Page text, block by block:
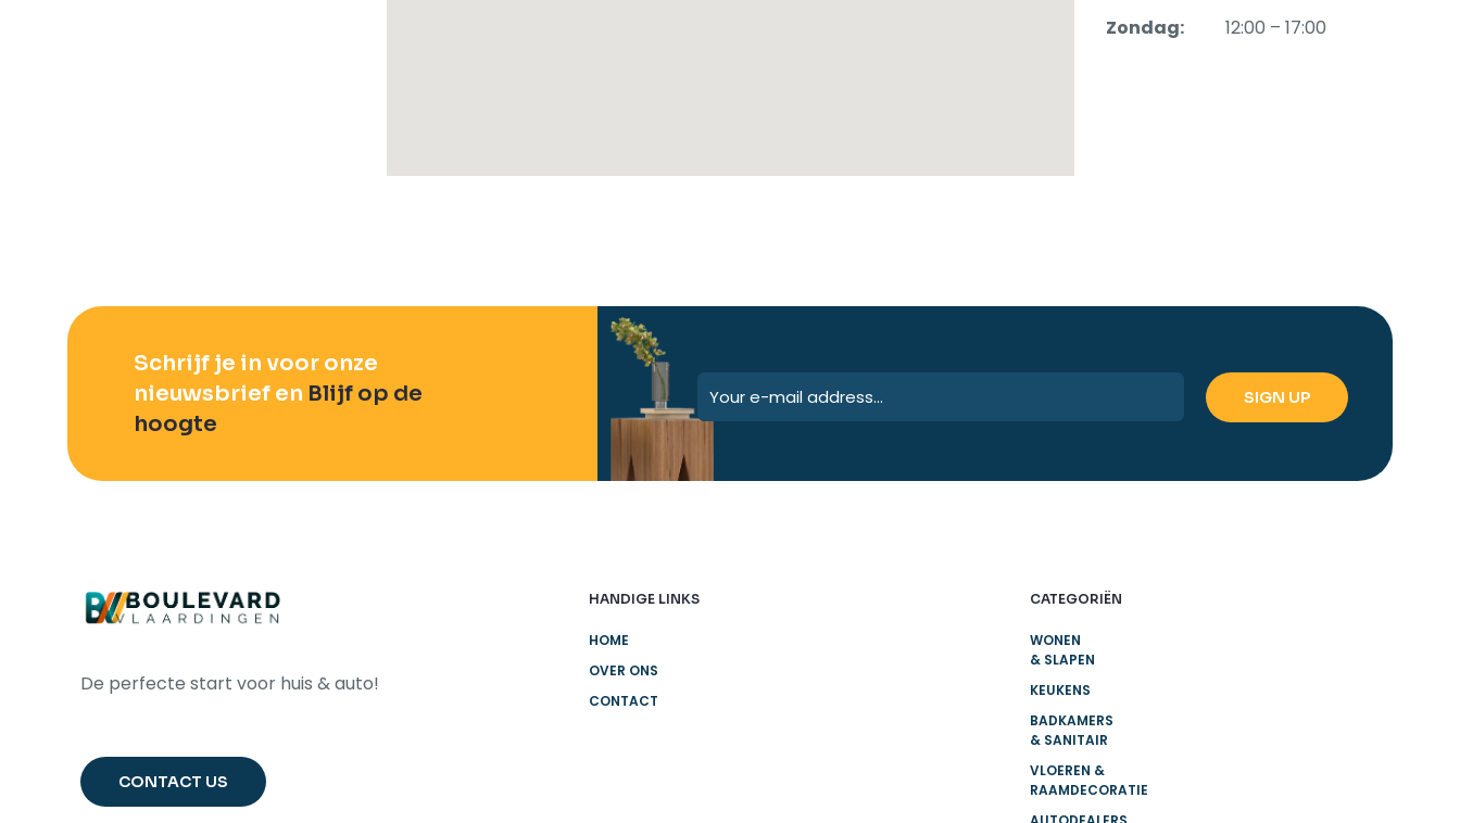
Zondag:
12:00 – 17:00
Schrijf je in voor onze
nieuwsbrief en Blijf op de
hoogte
De perfecte start voor huis & auto!
CONTACT US
HANDIGE LINKS
HOME
OVER ONS
CONTACT
CATEGORIËN
WONEN
& SLAPEN
KEUKENS
BADKAMERS
& SANITAIR
VLOEREN &
RAAMDECORATIE